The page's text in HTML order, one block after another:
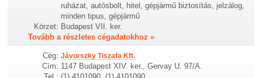
ruházat, autósbolt, hitel, gépjármű biztosítás, jelzálog,
minden tipus, gépjármű
Körzet: Budapest VII. ker.
Tovább a részletes cégadatokhoz »
Cég: Jávorszky Tiszafa Kft.
Cím: 1147 Budapest XIV. ker., Gervay U. 97/A.